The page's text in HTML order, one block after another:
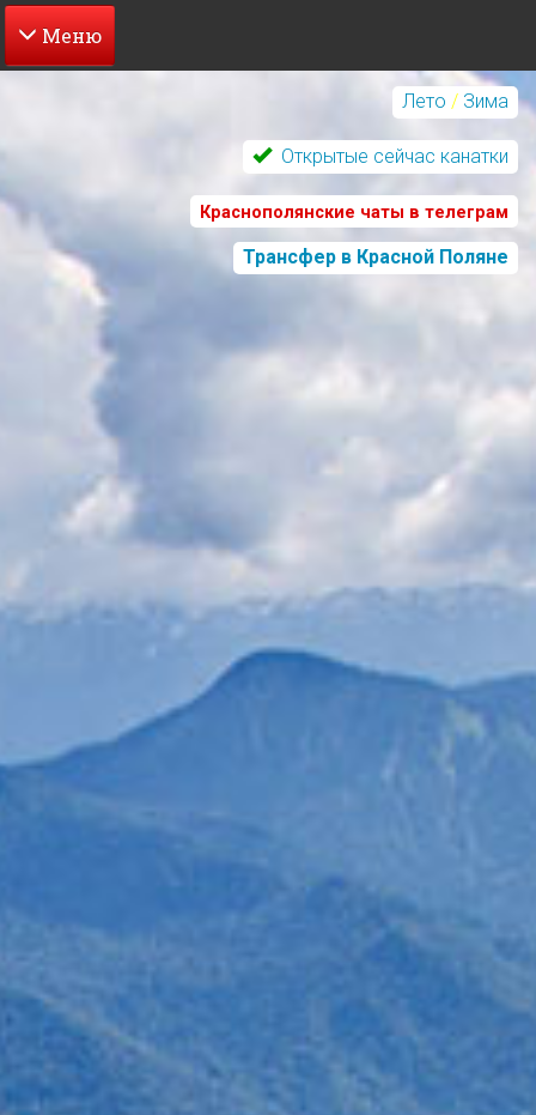
Перейти
содержанию
Лето / Зима
Открытые сейчас канатки
Краснополянские чаты в телеграм
Трансфер в Красной Поляне